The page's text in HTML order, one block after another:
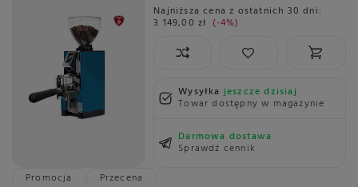
Najniższa cena z ostatnich 30 dni:
3 149,00 zł -4%
Wysyłkajeszcze dzisiaj
Towar dostępny w magazynie
Darmowa dostawa
Sprawdź cennik
Promocja
Przecena